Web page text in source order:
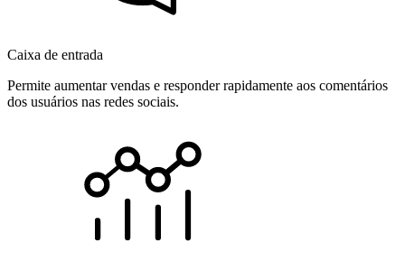
Caixa de entrada
Permite aumentar vendas e responder rapidamente aos comentários
dos usuários nas redes sociais.